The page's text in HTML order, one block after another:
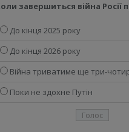
завершиться війна Росії
До кінця 2025 року
До кінця 2026 року
Війна триватиме ще три-
Поки не здохне Путін